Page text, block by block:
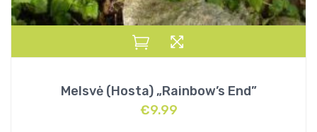
Melsvė (Hosta) „Rainbow’s End”
€9.99